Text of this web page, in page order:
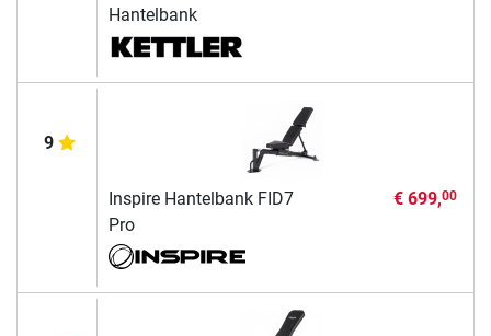
Hantelbank
9
Inspire Hantelbank FID7
Pro
€ 699,00